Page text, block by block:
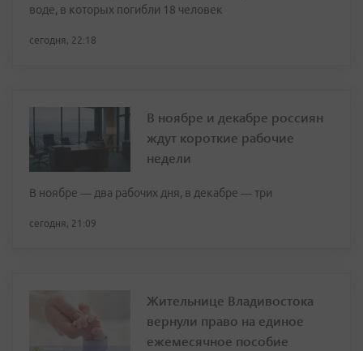
воде, в которых погибли 18 человек
сегодня, 22:18
В ноябре и декабре россиян
ждут короткие рабочие
недели
В ноябре — два рабочих дня, в декабре — три
сегодня, 21:09
Жительнице Владивостока
вернули право на единое
ежемесячное пособие